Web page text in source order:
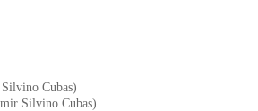
Cubas)
Silvino Cubas)